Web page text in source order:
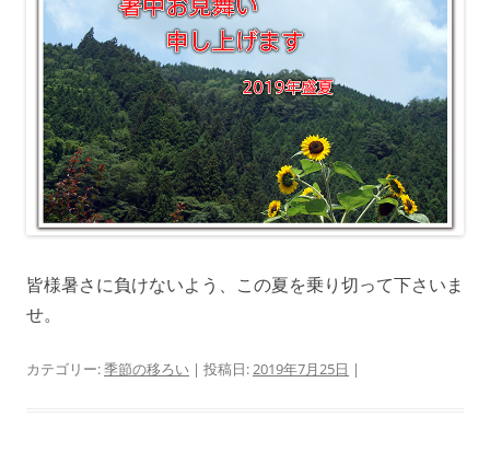
皆様暑さに負けないよう、この夏を乗り切って下さいま
せ。
カテゴリー:季節の移ろい | 投稿日:2019年7月25日 |